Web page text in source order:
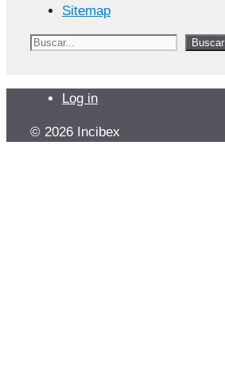
Sitemap
Buscar Buscar
Log in
© 2026 Incibex